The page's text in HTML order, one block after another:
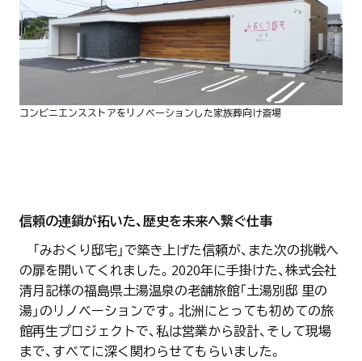
コンビニエンスストアをリノベーションした家族葬向け斎場
信頼の連鎖が拓いた、歴史を未来へ繋ぐ仕事
「みおくり邸宅」で築き上げた信頼が、また次の挑戦へ
の扉を開いてくれました。2020年に手掛けた、株式会社
清月記様の福島県土湯温泉の老舗旅館「土湯別邸 里の
湯」のリノベーションです。北洲にとっても初めての旅
館再生プロジェクトで、私は営業から設計、そして現場
まで、すべてに深く関わらせてもらいました。